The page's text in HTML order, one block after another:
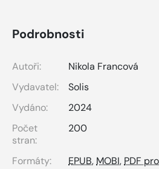
Podrobnosti
Autoři:
Nikola Francová
Vydavatel:
Solis
Vydáno:
2024
Počet
stran:
200
Formáty: EPUB, MOBI, PDF